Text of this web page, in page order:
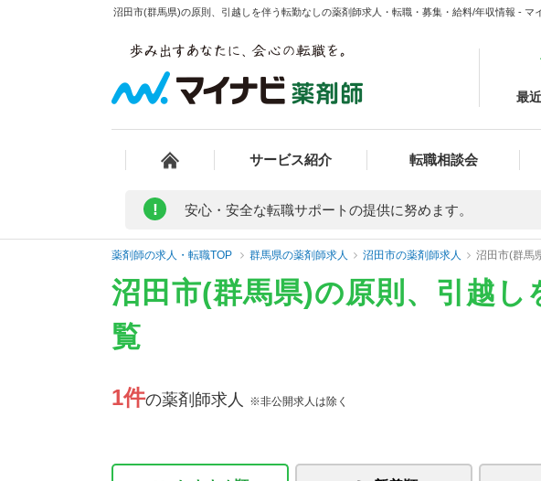
沼田市(群馬県)の原則、引越しを伴う転勤なしの薬剤師求人・転職・募集・給料/年収情報 - マ
最
サービス紹介 転職相談会
! 安心・安全な転職サポートの提供に努めます。
薬剤師の求人・転職TOP 群馬県の薬剤師求人 沼田市の薬剤師求人 沼田市(群馬
沼田市(群馬県)の原則、引越
覧
1件の薬剤師求人 ※非公開求人は除く